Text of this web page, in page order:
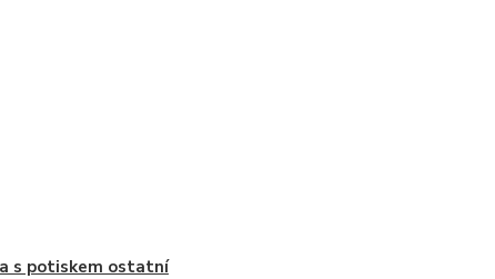
s potiskem ostatní